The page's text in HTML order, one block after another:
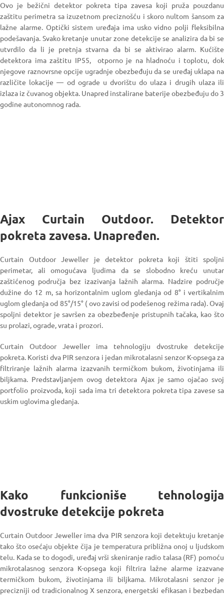
Ovo je bežični detektor pokreta tipa zavesa koji pruža pouzdanu
zaštitu perimetra sa izuzetnom preciznošću i skoro nultom šansom za
lažne alarme. Optički sistem uređaja ima usko vidno polji fleksibilna
podešavanja. Svako kretanje unutar zone detekcije se analizira da bi se
utvrdilo da li je pretnja stvarna da bi se aktivirao alarm. Kućište
detektora ima zaštitu IP55, otporno je na hladnoću i toplotu, dok
njegove raznovrsne opcije ugradnje obezbeđuju da se uređaj uklapa na
različite lokacije — od ograde u dvorištu do ulaza i drugih ulaza ili
izlaza iz čuvanog objekta. Unapred instalirane baterije obezbeđuju do 3
godine autonomnog rada.
Ajax Curtain Outdoor. Detektor
pokreta zavesa. Unapređen.
Curtain Outdoor Jeweller je detektor pokreta koji štiti spoljni
perimetar, ali omogućava ljudima da se slobodno kreću unutar
zaštićenog područja bez izazivanja lažnih alarma. Nadzire područje
dužine do 12 m, sa horizontalnim uglom gledanja od 8° i vertikalnim
uglom gledanja od 85°/15° ( ovo zavisi od podešenog režima rada). Ovaj
spoljni detektor je savršen za obezbeđenje pristupnih tačaka, kao što
su prolazi, ograde, vrata i prozori.
Curtain Outdoor Jeweller ima tehnologiju dvostruke detekcije
pokreta. Koristi dva PIR senzora i jedan mikrotalasni senzor K-opsega za
filtriranje lažnih alarma izazvanih termičkom bukom, životinjama ili
biljkama. Predstavljanjem ovog detektora Ajax je samo ojačao svoj
portfolio proizvoda, koji sada ima tri detektora pokreta tipa zavese sa
uskim uglovima gledanja.
Kako funkcioniše tehnologija
dvostruke detekcije pokreta
Curtain Outdoor Jeweller ima dva PIR senzora koji detektuju kretanje
tako što osećaju objekte čija je temperatura približna onoj u ljudskom
telu. Kada se to dogodi, uređaj vrši skeniranje radio talasa (RF) pomoću
mikrotalasnog senzora K-opsega koji filtrira lažne alarme izazvane
termičkom bukom, životinjama ili biljkama. Mikrotalasni senzor je
precizniji od tradicionalnog X senzora, energetski efikasan i bezbedan